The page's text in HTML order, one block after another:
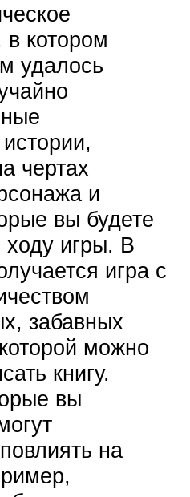
котором
удалось
чертах
и
вы будете
ходу игры. В
игра с
забавных
можно
книгу.
вы
на